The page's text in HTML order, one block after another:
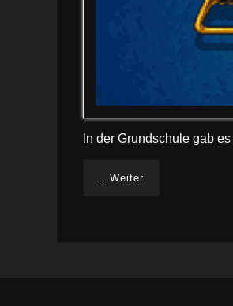
In der Grundschule gab
…Weiter